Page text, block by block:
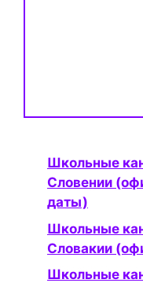
Школьные каникулы 2026-2027 в
Словении
даты)
Школьные каникулы 2026-2027 в
Словакии
Школьные каникулы в Швеции 2026-